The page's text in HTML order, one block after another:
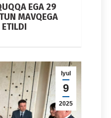
EGA 29
MAVQEGA
ETILDI
Iyul
9
2025